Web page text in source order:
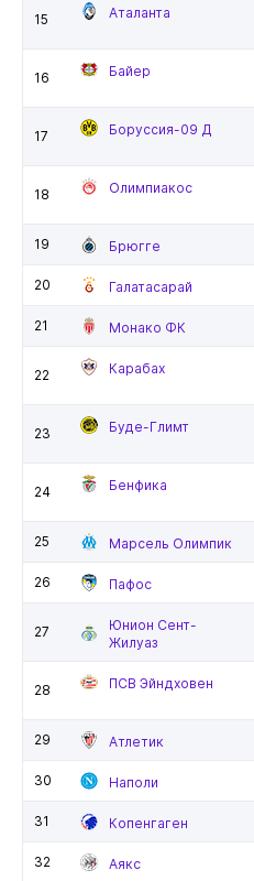
15 Аталанта
16 Байер
17 Боруссия-09 Д
18 Олимпиакос
19 Брюгге
20 Галатасарай
21 Монако ФК
22 Карабах
23 Буде-Глимт
24 Бенфика
25 Марсель Олимпик
26 Пафос
27
Юнион Сент-
Жилуаз
28 ПСВ Эйндховен
29 Атлетик
30 Наполи
31 Копенгаген
32 Аякс